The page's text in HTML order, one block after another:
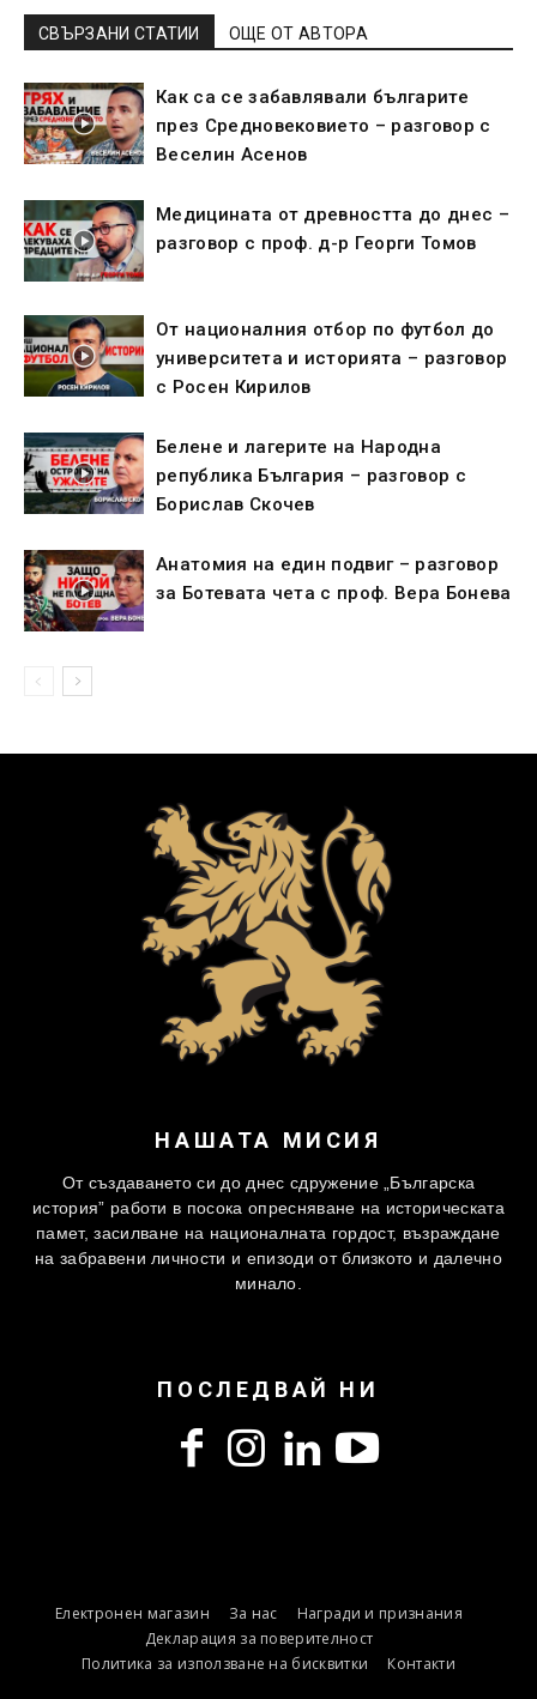
СВЪРЗАНИ СТАТИИ ОЩЕ ОТ АВТОРА
Как са се забавлявали българите
през Средновековието – разговор с
Веселин Асенов
Медицината от древността до днес –
разговор с проф. д-р Георги Томов
От националния отбор по футбол до
университета и историята – разговор
с Росен Кирилов
Белене и лагерите на Народна
република България – разговор с
Борислав Скочев
Анатомия на един подвиг – разговор
за Ботевата чета с проф. Вера Бонева
НАШАТА МИСИЯ
От създаването си до днес сдружение „Българска
история” работи в посока опресняване на историческата
памет, засилване на националната гордост, възраждане
на забравени личности и епизоди от близкото и далечно
минало.
ПОСЛЕДВАЙ НИ
Електронен магазин За нас
Награди и признания
Декларация за поверителност
Политика за използване на бисквитки
Контакти